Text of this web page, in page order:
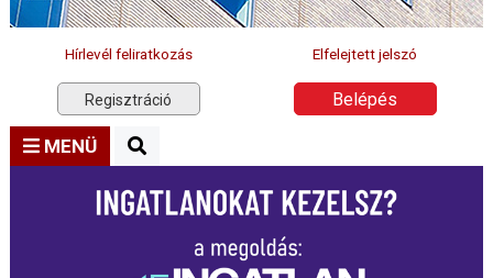
Hírlevél feliratkozás Elfelejtett jelszó
Regisztráció Belépés
MENÜ